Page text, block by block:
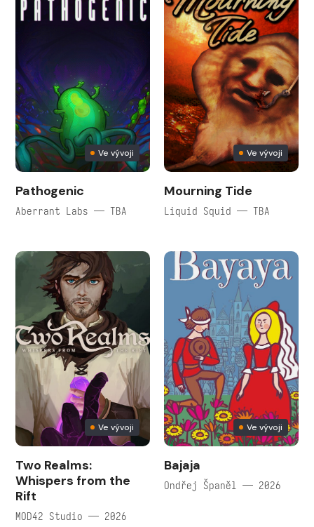
Ve vývoji
Pathogenic
Aberrant Labs — TBA
Ve vývoji
Mourning Tide
Liquid Squid — TBA
Ve vývoji
Two Realms:
Whispers from the
Rift
MOD42 Studio — 2026
Ve vývoji
Bajaja
Ondřej Španěl — 2026